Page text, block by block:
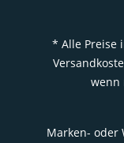
* Alle Preise
wenn
Marken- oder